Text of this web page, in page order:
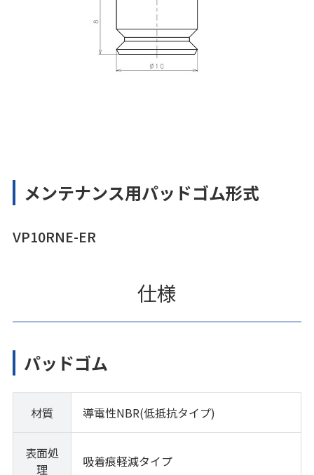
メンテナンス用パッドゴム形式
VP10RNE-ER
仕様
パッドゴム
材質 導電性NBR(低抵抗タイプ)
表面処
理
吸着痕軽減タイプ